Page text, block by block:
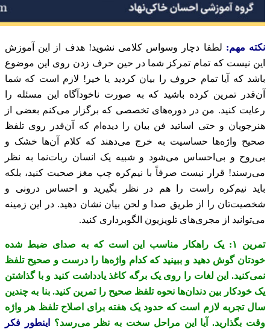
نکته مهم: لطفا دچار وسواس کلامی نشوید! هدف از این آموزش
این نیست که تمام تمرکز شما در حین حرف زدن روی این موضوع
باشد که آیا تمام حروف را بیان کردید یا خیر! لازم است که شما
آن‌قدر تمرین کرده باشید که به صورت ناخودآگاه این مسئله را
رعایت کنید. من در دوره‌های تخصصی که برگزار می‌کنم بعضی از
هنرجویان و حتی اساتید فن بیان را دیده‌ام که آن‌قدر روی تلفظ
صحیح واژه‌ها حساسیت به خرج می‌دهند که کلام آن‌ها خشک و
بی‌روح و بی‌احساس می‌شود و شبیه یک انسان ربات‌نما به نظر
می‌رسند! قرار نیست صرفاً با نیم‌کره چپ مغز صحبت کنید، بلکه
باید نیم‌کره راست را هم در نظر بگیرید و احساس درونی و
شخصیت‌تان را از طریق صدا و لحن بیان نشان دهید. در این زمینه
می‌توانید از مجری‌های تلویزیون الگوبرداری کنید.
تمرین ۱: یک راهکار مناسب این است که به صدای ضبط شده
خودتان گوش دهید و ببینید که کدام واژه‌ها را درست و صحیح تلفظ
نمی‌کنید. این لغات را روی یک برگه کاغذ یادداشت کنید و با گذاشتن
یک خودکار بین دندان‌ها نحوه تلفظ صحیح را تمرین کنید. بنا به چندین
سال تجربه لازم است که حدود یک هفته برای اصلاح تلفظ هر واژه
وقت بگذارید. آیا این مراحل سخت به نظر می‌‌رسد؟
اینطور فکر